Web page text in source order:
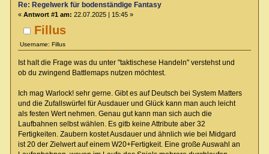
Fillus
Username: Fillus
Re: Regelwerk für bodenständige Fantasy
« Antwort #1 am: 22.07.2025 | 15:45 »
Ist halt die Frage was du unter "taktischese Handeln" verstehst und
ob du zwingend Battlemaps nutzen möchtest.
Ich mag Warlock! sehr gerne. Gibt es auf Deutsch bei System Matters
und die Zufallswürfel für Ausdauer und Glück kann man auch leicht
als festen Wert nehmen. Genau gut kann man sich auch die
Laufbahnen selbst wählen. Es gitb keine Attribute aber 32
Fertigkeiten. Zaubern kostet Ausdauer und ähnlich wie bei Midgard
ist 20 der Zielwert auf einem W20+Fertigkeit. Eine große Auswahl an